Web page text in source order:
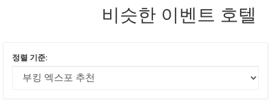
비슷한 이벤트 호텔
정렬 기준: